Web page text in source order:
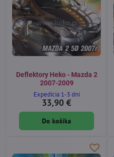
Deflektory Heko - Mazda 2
2007-2009
Expedícia 1-3 dni
33,90 €
Do košíka